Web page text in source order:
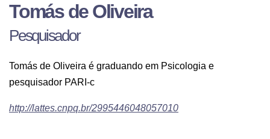
Tomás de Oliveira
Pesquisador
Tomás de Oliveira é graduando em Psicologia e
pesquisador PARI-c
http://lattes.cnpq.br/2995446048057010